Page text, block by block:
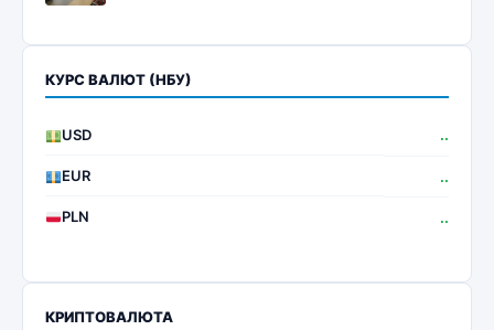
КУРС ВАЛЮТ (НБУ)
USD ..
EUR ..
PLN ..
КРИПТОВАЛЮТА